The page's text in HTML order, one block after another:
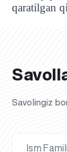
qaratilgan
qatoridan
nashrdan
UBS
UBS
G‘alaba
TAYINLOV
UBS OAVda
taqdirlandi
xohlaysizmi?
Savolingiz